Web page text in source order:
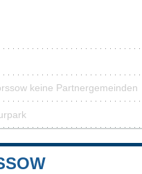
keine Partnergemeinden